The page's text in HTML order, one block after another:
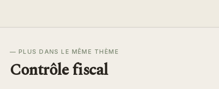
— PLUS DANS LE MÊME THÈME
Contrôle fiscal